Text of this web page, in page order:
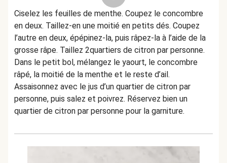
Ciselez les feuilles de menthe. Coupez le concombre
en deux. Taillez-en une moitié en petits dés. Coupez
l’autre en deux, épépinez-la, puis râpez-la à l’aide de la
grosse râpe. Taillez 2quartiers de citron par personne.
Dans le petit bol, mélangez le yaourt, le concombre
râpé, la moitié de la menthe et le reste d’ail.
Assaisonnez avec le jus d’un quartier de citron par
personne, puis salez et poivrez. Réservez bien un
quartier de citron par personne pour la garniture.